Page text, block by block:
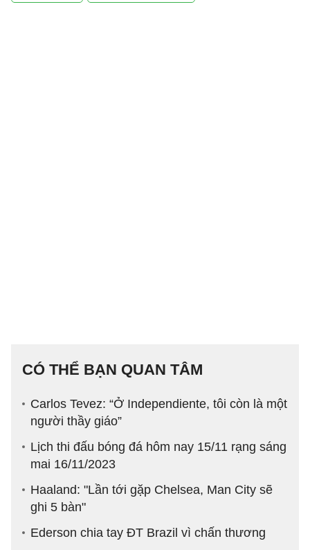
CÓ THỂ BẠN QUAN TÂM
Carlos Tevez: “Ở Independiente, tôi còn là một
người thầy giáo”
Lịch thi đấu bóng đá hôm nay 15/11 rạng sáng
mai 16/11/2023
Haaland: "Lần tới gặp Chelsea, Man City sẽ
ghi 5 bàn"
Ederson chia tay ĐT Brazil vì chấn thương